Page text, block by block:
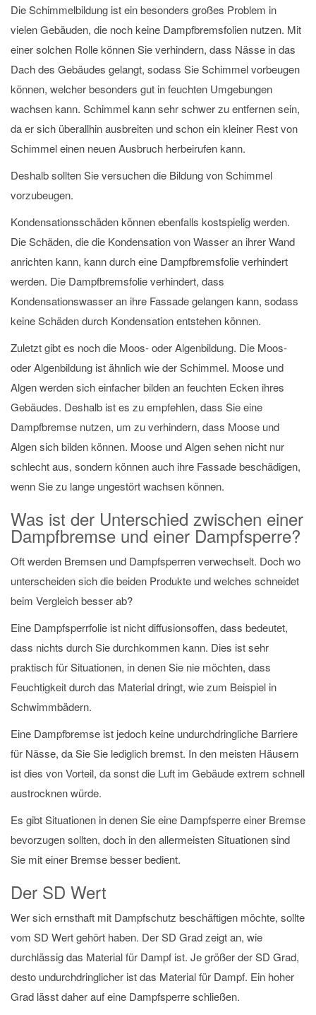
Die Schimmelbildung ist ein besonders großes Problem in
vielen Gebäuden, die noch keine Dampfbremsfolien nutzen. Mit
einer solchen Rolle können Sie verhindern, dass Nässe in das
Dach des Gebäudes gelangt, sodass Sie Schimmel vorbeugen
können, welcher besonders gut in feuchten Umgebungen
wachsen kann. Schimmel kann sehr schwer zu entfernen sein,
da er sich überallhin ausbreiten und schon ein kleiner Rest von
Schimmel einen neuen Ausbruch herbeirufen kann.
Deshalb sollten Sie versuchen die Bildung von Schimmel
vorzubeugen.
Kondensationsschäden können ebenfalls kostspielig werden.
Die Schäden, die die Kondensation von Wasser an ihrer Wand
anrichten kann, kann durch eine Dampfbremsfolie verhindert
werden. Die Dampfbremsfolie verhindert, dass
Kondensationswasser an ihre Fassade gelangen kann, sodass
keine Schäden durch Kondensation entstehen können.
Zuletzt gibt es noch die Moos- oder Algenbildung. Die Moos-
oder Algenbildung ist ähnlich wie der Schimmel. Moose und
Algen werden sich einfacher bilden an feuchten Ecken ihres
Gebäudes. Deshalb ist es zu empfehlen, dass Sie eine
Dampfbremse nutzen, um zu verhindern, dass Moose und
Algen sich bilden können. Moose und Algen sehen nicht nur
schlecht aus, sondern können auch ihre Fassade beschädigen,
wenn Sie zu lange ungestört wachsen können.
Was ist der Unterschied zwischen einer
Dampfbremse und einer Dampfsperre?
Oft werden Bremsen und Dampfsperren verwechselt. Doch wo
unterscheiden sich die beiden Produkte und welches schneidet
beim Vergleich besser ab?
Eine Dampfsperrfolie ist nicht diffusionsoffen, dass bedeutet,
dass nichts durch Sie durchkommen kann. Dies ist sehr
praktisch für Situationen, in denen Sie nie möchten, dass
Feuchtigkeit durch das Material dringt, wie zum Beispiel in
Schwimmbädern.
Eine Dampfbremse ist jedoch keine undurchdringliche Barriere
für Nässe, da Sie Sie lediglich bremst. In den meisten Häusern
ist dies von Vorteil, da sonst die Luft im Gebäude extrem schnell
austrocknen würde.
Es gibt Situationen in denen Sie eine Dampfsperre einer Bremse
bevorzugen sollten, doch in den allermeisten Situationen sind
Sie mit einer Bremse besser bedient.
Der SD Wert
Wer sich ernsthaft mit Dampfschutz beschäftigen möchte, sollte
vom SD Wert gehört haben. Der SD Grad zeigt an, wie
durchlässig das Material für Dampf ist. Je größer der SD Grad,
desto undurchdringlicher ist das Material für Dampf. Ein hoher
Grad lässt daher auf eine Dampfsperre schließen.